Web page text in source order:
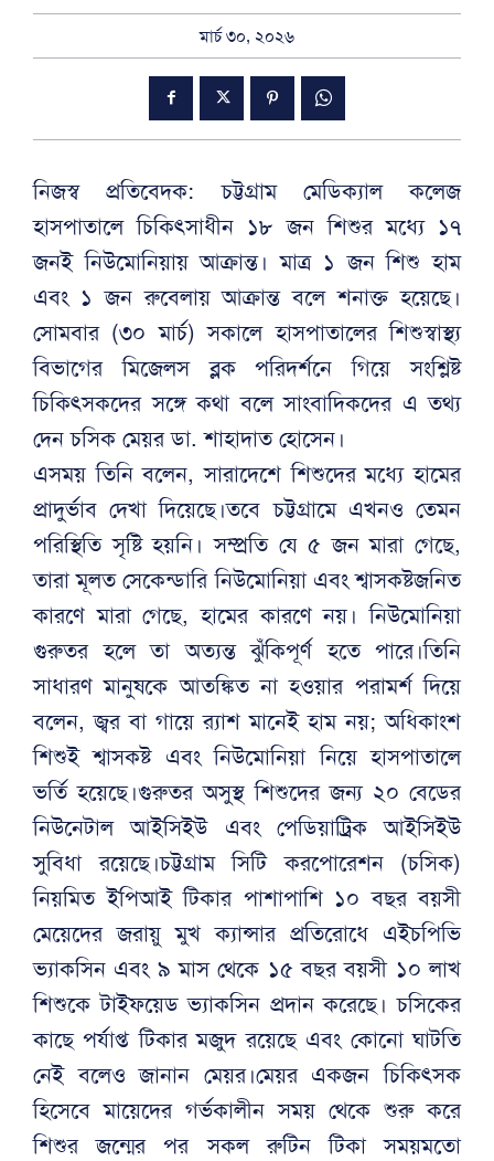
মার্চ ৩০, ২০২৬
নিজস্ব প্রতিবেদক: চট্টগ্রাম মেডিক্যাল কলেজ
হাসপাতালে চিকিৎসাধীন ১৮ জন শিশুর মধ্যে ১৭
জনই নিউমোনিয়ায় আক্রান্ত। মাত্র ১ জন শিশু হাম
এবং ১ জন রুবেলায় আক্রান্ত বলে শনাক্ত হয়েছে।
সোমবার (৩০ মার্চ) সকালে হাসপাতালের শিশুস্বাস্থ্য
বিভাগের মিজেলস ব্লক পরিদর্শনে গিয়ে সংশ্লিষ্ট
চিকিৎসকদের সঙ্গে কথা বলে সাংবাদিকদের এ তথ্য
দেন চসিক মেয়র ডা. শাহাদাত হোসেন।
এসময় তিনি বলেন, সারাদেশে শিশুদের মধ্যে হামের
প্রাদুর্ভাব দেখা দিয়েছে।তবে চট্টগ্রামে এখনও তেমন
পরিস্থিতি সৃষ্টি হয়নি। সম্প্রতি যে ৫ জন মারা গেছে,
তারা মূলত সেকেন্ডারি নিউমোনিয়া এবং শ্বাসকষ্টজনিত
কারণে মারা গেছে, হামের কারণে নয়। নিউমোনিয়া
গুরুতর হলে তা অত্যন্ত ঝুঁকিপূর্ণ হতে পারে।তিনি
সাধারণ মানুষকে আতঙ্কিত না হওয়ার পরামর্শ দিয়ে
বলেন, জ্বর বা গায়ে র‌্যাশ মানেই হাম নয়; অধিকাংশ
শিশুই শ্বাসকষ্ট এবং নিউমোনিয়া নিয়ে হাসপাতালে
ভর্তি হয়েছে।গুরুতর অসুস্থ শিশুদের জন্য ২০ বেডের
নিউনেটাল আইসিইউ এবং পেডিয়াট্রিক আইসিইউ
সুবিধা রয়েছে।চট্টগ্রাম সিটি করপোরেশন (চসিক)
নিয়মিত ইপিআই টিকার পাশাপাশি ১০ বছর বয়সী
মেয়েদের জরায়ু মুখ ক্যান্সার প্রতিরোধে এইচপিভি
ভ্যাকসিন এবং ৯ মাস থেকে ১৫ বছর বয়সী ১০ লাখ
শিশুকে টাইফয়েড ভ্যাকসিন প্রদান করেছে। চসিকের
কাছে পর্যাপ্ত টিকার মজুদ রয়েছে এবং কোনো ঘাটতি
নেই বলেও জানান মেয়র।মেয়র একজন চিকিৎসক
হিসেবে মায়েদের গর্ভকালীন সময় থেকে শুরু করে
শিশুর জন্মের পর সকল রুটিন টিকা সময়মতো